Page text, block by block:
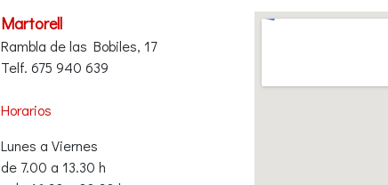
Martorell
Rambla de las Bobiles, 17
Telf. 675 940 639
Horarios
Lunes a Viernes
de 7.00 a 13.30 h